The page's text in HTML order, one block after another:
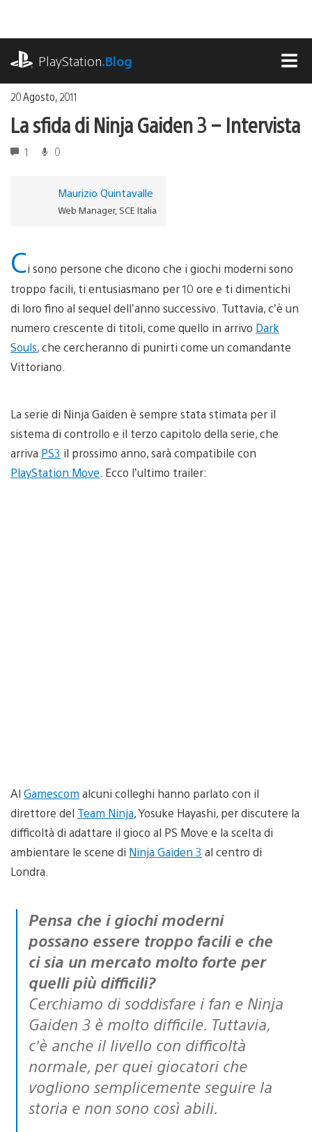
contenuto
PlayStation.Blog
20 Agosto, 2011
La sfida di Ninja Gaiden 3 – Intervista
1 0
Maurizio Quintavalle
Web Manager, SCE Italia
Ci sono persone che dicono che i giochi moderni sono
troppo facili, ti entusiasmano per 10 ore e ti dimentichi
di loro fino al sequel dell’anno successivo. Tuttavia, c’è un
numero crescente di titoli, come quello in arrivo Dark
Souls, che cercheranno di punirti come un comandante
Vittoriano.
La serie di Ninja Gaiden è sempre stata stimata per il
sistema di controllo e il terzo capitolo della serie, che
arriva PS3 il prossimo anno, sarà compatibile con
PlayStation Move . Ecco l’ultimo trailer:
Al Gamescom alcuni colleghi hanno parlato con il
direttore del Team Ninja, Yosuke Hayashi, per discutere la
difficoltà di adattare il gioco al PS Move e la scelta di
ambientare le scene di Ninja Gaiden 3 al centro di
Londra.
Pensa che i giochi moderni
possano essere troppo facili e che
ci sia un mercato molto forte per
quelli più difficili?
Cerchiamo di soddisfare i fan e Ninja
Gaiden 3 è molto difficile. Tuttavia,
c’è anche il livello con difficoltà
normale, per quei giocatori che
vogliono semplicemente seguire la
storia e non sono così abili.